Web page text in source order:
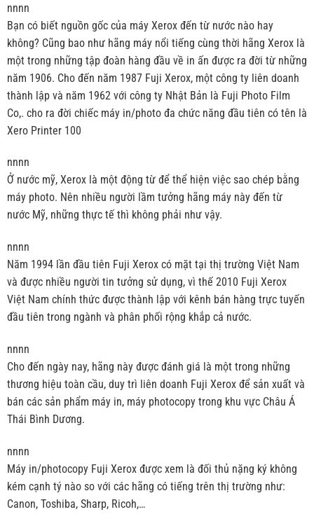
nnnn
Bạn có biết nguồn gốc của máy Xerox đến từ nước nào hay
không? Cũng bao như hãng máy nổi tiếng cùng thời hãng Xerox là
một trong những tập đoàn hàng đầu về in ấn được ra đời từ những
năm 1906. Cho đến năm 1987 Fuji Xerox, một công ty liên doanh
thành lập và năm 1962 với công ty Nhật Bản là Fuji Photo Film
Co,. cho ra đời chiếc máy in/photo đa chức năng đầu tiên có tên là
Xero Printer 100
nnnn
Ở nước mỹ, Xerox là một động từ để thể hiện việc sao chép bằng
máy photo. Nên nhiều người lầm tưởng hãng máy này đến từ
nước Mỹ, những thực tế thì không phải như vậy.
nnnn
Năm 1994 lần đầu tiên Fuji Xerox có mặt tại thị trường Việt Nam
và được nhiều người tin tưởng sử dụng, vì thế 2010 Fuji Xerox
Việt Nam chính thức được thành lập với kênh bán hàng trực tuyến
đầu tiên trong ngành và phân phối rộng khắp cả nước.
nnnn
Cho đến ngày nay, hãng này được đánh giá là một trong những
thương hiệu toàn cầu, duy trì liên doanh Fuji Xerox để sản xuất và
bán các sản phẩm máy in, máy photocopy trong khu vực Châu Á
Thái Bình Dương.
nnnn
Máy in/photocopy Fuji Xerox được xem là đối thủ nặng ký không
kém cạnh tý nào so với các hãng có tiếng trên thị trường như:
Canon, Toshiba, Sharp, Ricoh,…